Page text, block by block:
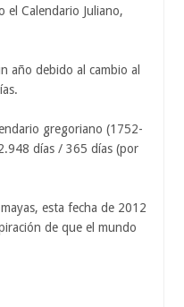
el Calendario Juliano,
año debido al cambio al
gregoriano (1752-
días / 365 días (por
esta fecha de 2012
de que el mundo